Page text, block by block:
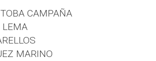
CAMPAÑA
LEMA
MARINO